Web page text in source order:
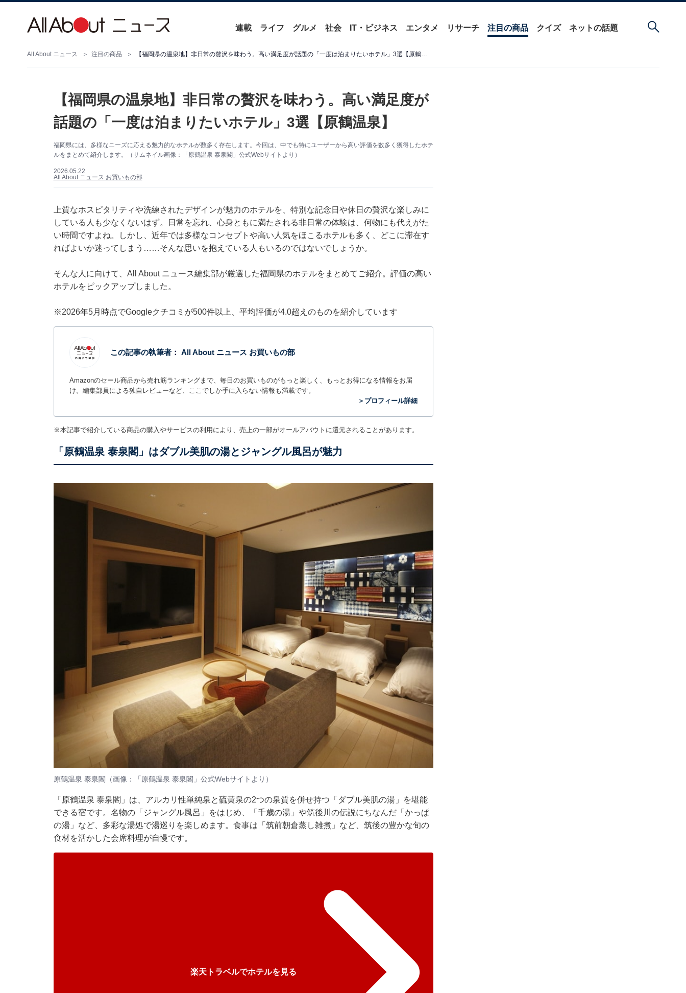
連載 ライフ グルメ 社会 IT・ビジネス エンタメ リサーチ 注目の商品 クイズ ネットの話題
All About ニュース 注目の商品 【福岡県の温泉地】非日常の贅沢を味わう。高い満足度が話題の「一度は泊まりたいホテル」3選【原鶴温泉】
【福岡県の温泉地】非日常の贅沢を味わう。高い満足度が
話題の「一度は泊まりたいホテル」3選【原鶴温泉】
福岡県には、多様なニーズに応える魅力的なホテルが数多く存在します。今回は、中でも特にユーザーから高い評価を数多く獲得したホテ
ルをまとめて紹介します。（サムネイル画像：「原鶴温泉 泰泉閣」公式Webサイトより）
2026.05.22
All About ニュース お買いもの部
上質なホスピタリティや洗練されたデザインが魅力のホテルを、特別な記念日や休日の贅沢な楽しみに
している人も少なくないはず。日常を忘れ、心身ともに満たされる非日常の体験は、何物にも代えがた
い時間ですよね。しかし、近年では多様なコンセプトや高い人気をほこるホテルも多く、どこに滞在す
ればよいか迷ってしまう……そんな思いを抱えている人もいるのではないでしょうか。
そんな人に向けて、All About ニュース編集部が厳選した福岡県のホテルをまとめてご紹介。評価の高い
ホテルをピックアップしました。
※2026年5月時点でGoogleクチコミが500件以上、平均評価が4.0超えのものを紹介しています
この記事の執筆者： All About ニュース お買いもの部
Amazonのセール商品から売れ筋ランキングまで、毎日のお買いものがもっと楽しく、もっとお得になる情報をお届
け。編集部員による独自レビューなど、ここでしか手に入らない情報も満載です。
＞プロフィール詳細
※本記事で紹介している商品の購入やサービスの利用により、売上の一部がオールアバウトに還元されることがあります。
「原鶴温泉 泰泉閣」はダブル美肌の湯とジャングル風呂が魅力
原鶴温泉 泰泉閣（画像：「原鶴温泉 泰泉閣」公式Webサイトより）
「原鶴温泉 泰泉閣」は、アルカリ性単純泉と硫黄泉の2つの泉質を併せ持つ「ダブル美肌の湯」を堪能
できる宿です。名物の「ジャングル風呂」をはじめ、「千歳の湯」や筑後川の伝説にちなんだ「かっぱ
の湯」など、多彩な湯処で湯巡りを楽しめます。食事は「筑前朝倉蒸し雑煮」など、筑後の豊かな旬の
食材を活かした会席料理が自慢です。
楽天トラベルでホテルを見る